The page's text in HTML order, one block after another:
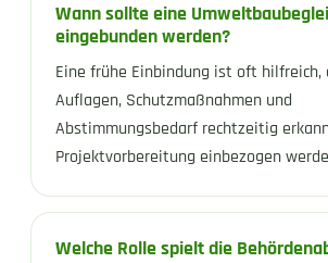
Wann sollte eine
eingebunden werden?
Eine frühe Einbindung ist oft hilfreich,
Auflagen, Schutzmaßnahmen und
Abstimmungsbedarf rechtzeitig
Projektvorbereitung einbezogen
Welche Rolle spielt die